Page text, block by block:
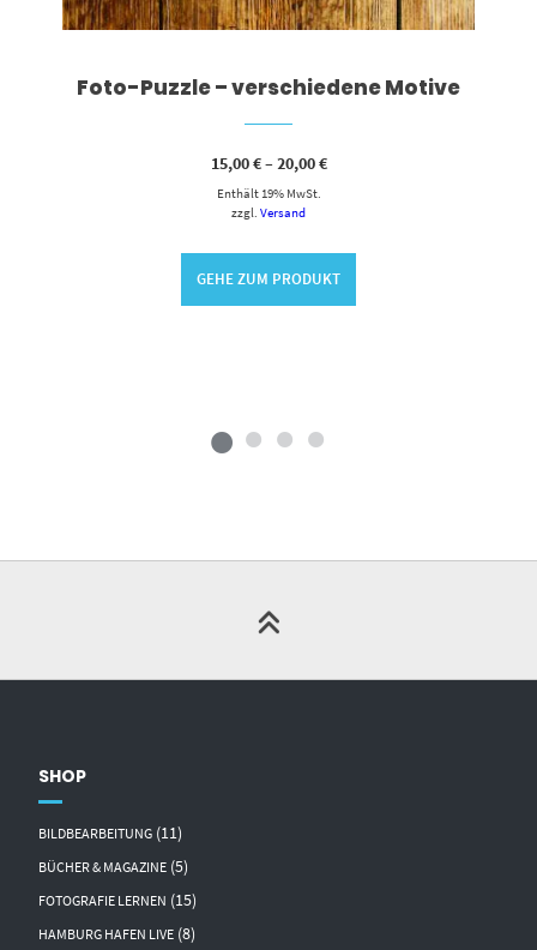
Foto-Puzzle – verschiedene Motive
15,00€–20,00€Preisspanne:
Enthält 19% MwSt.
zzgl.Versand
GEHE ZUM PRODUKT
SHOP
BILDBEARBEITUNG (11)
BÜCHER & MAGAZINE (5)
FOTOGRAFIE LERNEN (15)
HAMBURG HAFEN LIVE (8)